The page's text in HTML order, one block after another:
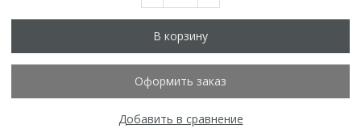
В корзину
Оформить заказ
Добавить в сравнение